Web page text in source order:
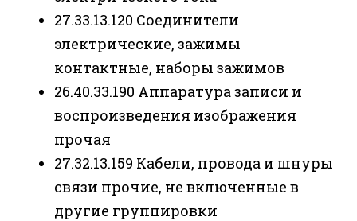
27.33.13.120 Соединители
электрические, зажимы
контактные, наборы зажимов
26.40.33.190 Аппаратура записи и
воспроизведения изображения
прочая
27.32.13.159 Кабели, провода и шнуры
связи прочие, не включенные в
другие группировки